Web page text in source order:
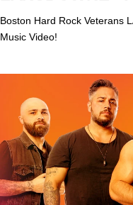
Boston Hard Rock Veterans
Music Video!